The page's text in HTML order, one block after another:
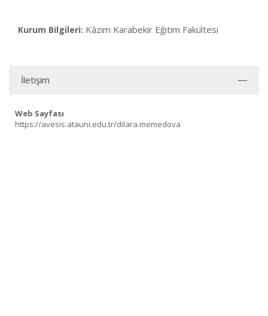
Kurum Bilgileri: Kâzım Karabekir Eğitim Fakültesi
İletişim
Web Sayfası
https://avesis.atauni.edu.tr/dilara.memedova